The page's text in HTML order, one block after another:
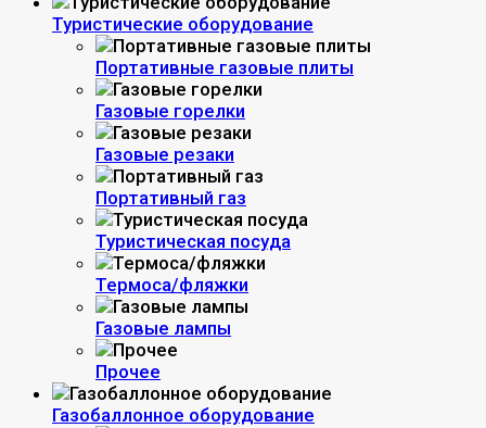
Туристические оборудование
Портативные газовые плиты
Газовые горелки
Газовые резаки
Портативный газ
Туристическая посуда
Термоса/фляжки
Газовые лампы
Прочее
Газобаллонное оборудование